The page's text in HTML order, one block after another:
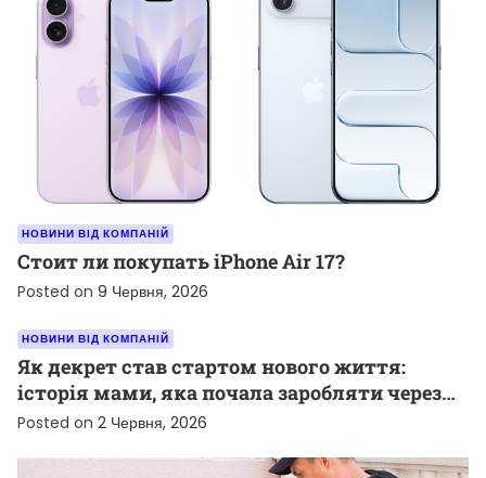
НОВИНИ ВІД КОМПАНІЙ
Стоит ли покупать iPhone Air 17?
Posted on 9 Червня, 2026
НОВИНИ ВІД КОМПАНІЙ
Як декрет став стартом нового життя:
історія мами, яка почала заробляти через
TikTok
Posted on 2 Червня, 2026